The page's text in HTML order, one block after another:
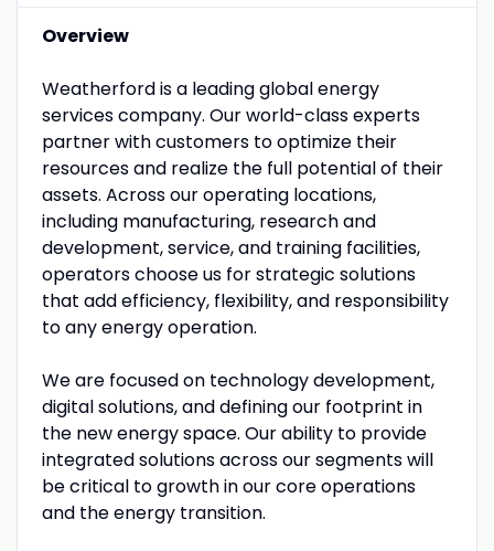
Overview
Weatherford is a leading global energy
services company. Our world-class experts
partner with customers to optimize their
resources and realize the full potential of their
assets. Across our operating locations,
including manufacturing, research and
development, service, and training facilities,
operators choose us for strategic solutions
that add efficiency, flexibility, and responsibility
to any energy operation.
We are focused on technology development,
digital solutions, and defining our footprint in
the new energy space. Our ability to provide
integrated solutions across our segments will
be critical to growth in our core operations
and the energy transition.